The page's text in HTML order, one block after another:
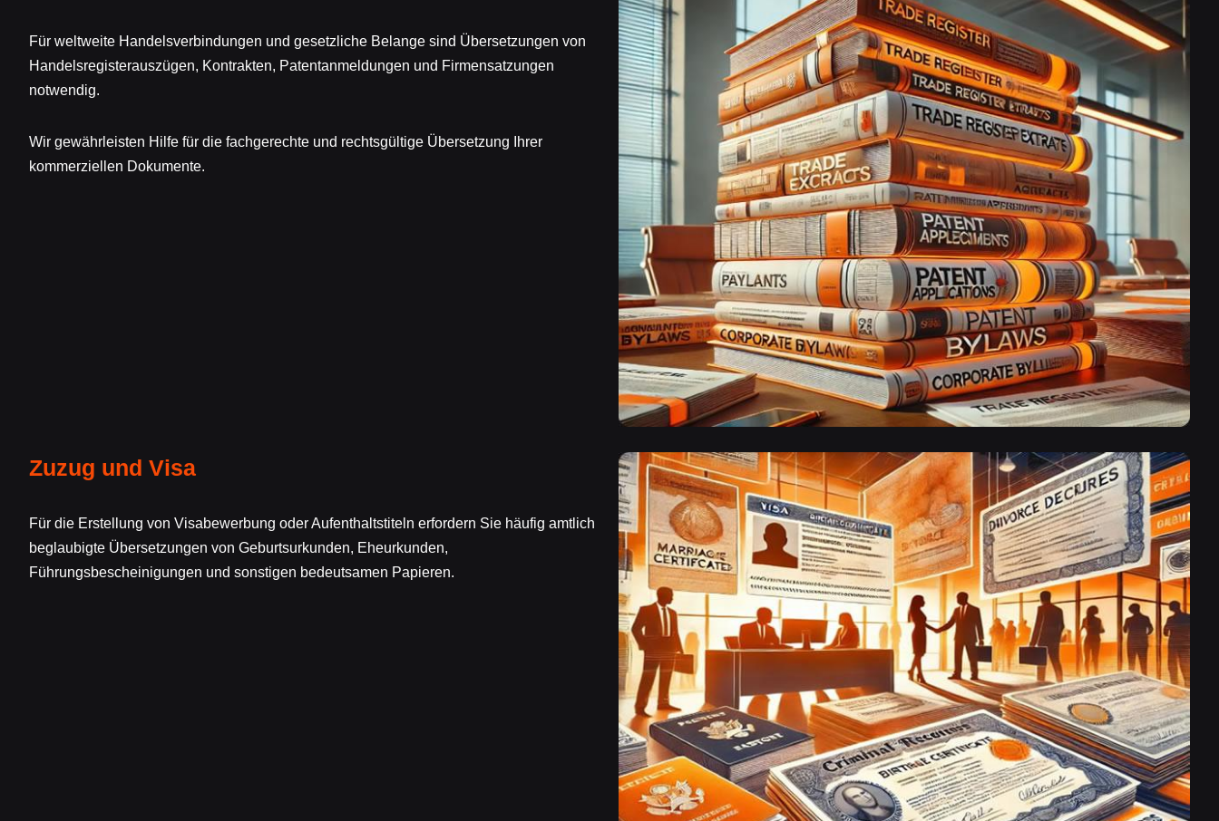
Für weltweite Handelsverbindungen und gesetzliche Belange sind Übersetzungen von
Handelsregisterauszügen, Kontrakten, Patentanmeldungen und Firmensatzungen
notwendig.
Wir gewährleisten Hilfe für die fachgerechte und rechtsgültige Übersetzung Ihrer
kommerziellen Dokumente.
Zuzug und Visa
Für die Erstellung von Visabewerbung oder Aufenthaltstiteln erfordern Sie häufig amtlich
beglaubigte Übersetzungen von Geburtsurkunden, Eheurkunden,
Führungsbescheinigungen und sonstigen bedeutsamen Papieren.